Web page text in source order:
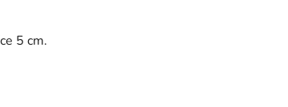
5 cm.